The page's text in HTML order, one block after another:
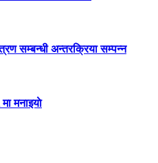
सम्बन्धी अन्तरक्रिया सम्पन्न
मनाइयाे